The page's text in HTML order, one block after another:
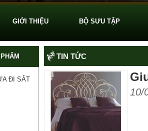
GIỚI THIỆU BỘ SƯU TẬP
ĐI SẮT
TIN TỨC
10/